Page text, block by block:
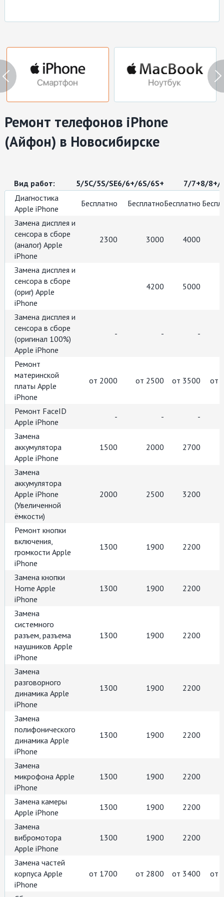
Ремонт принтеров
Ремонт моноблоков
Восстановление данных
Ремонт телефонов iPhone
(Айфон) в Новосибирске
Вид работ: 5/5С/5S/SE6/6+/6S/6S+ 7/7+8/8+/
Диагностика
Apple iPhone
Бесплатно БесплатноБесплатно
Замена дисплея и
сенсора в сборе
(аналог) Apple
iPhone
2300 3000 4000
Замена дисплея и
сенсора в сборе
(ориг) Apple
iPhone
4200 5000
Замена дисплея и
сенсора в сборе
(оригинал 100%)
Apple iPhone
- - -
Ремонт
материнской
платы Apple
iPhone
от 2000 от 2500 от 3500 от
Ремонт FaceID
Apple iPhone
- -
-
Замена
аккумулятора
Apple iPhone
1500 2000 2700
Замена
аккумулятора
Apple iPhone
(Увеличенной
ёмкости)
2000 2500 3200
Ремонт кнопки
включения,
громкости Apple
iPhone
1300 1900 2200
Замена кнопки
Home Apple
iPhone
1300 1900 2200
Замена
системного
разъем, разъема
наушников Apple
iPhone
1300 1900 2200
Замена
разговорного
динамика Apple
iPhone
1300 1900 2200
Замена
полифонического
динамика Apple
iPhone
1300 1900 2200
Замена
микрофона Apple
iPhone
1300 1900 2200
Замена камеры
Apple iPhone
1300 1900 2200
Замена
вибромотора
Apple iPhone
1300 1900 2200
Замена частей
корпуса Apple
iPhone
от 1700 от 2800 от 3400 от